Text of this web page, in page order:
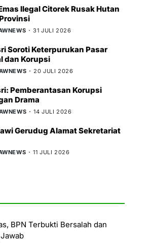
Ilegal Citorek Rusak Hutan
31 JULI 2026
Soroti Keterpurukan Pasar
dan Korupsi
20 JULI 2026
Pemberantasan Korupsi
Drama
14 JULI 2026
Gerudug Alamat Sekretariat
11 JULI 2026